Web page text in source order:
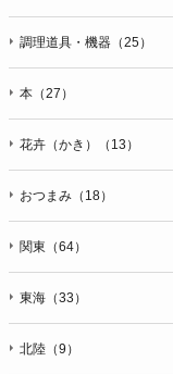
調理道具・機器（25）
本（27）
花卉（かき）（13）
おつまみ（18）
関東（64）
東海（33）
北陸（9）